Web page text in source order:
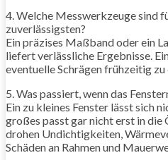
4. Welche Messwerkzeuge sind
zuverlässigsten?
Ein präzises Maßband oder ein
liefert verlässliche Ergebnisse.
eventuelle Schrägen frühzeitig zu
5. Was passiert, wenn das
Ein zu kleines Fenster lässt sich
großes passt gar nicht erst in die
drohen Undichtigkeiten,
Schäden an Rahmen und